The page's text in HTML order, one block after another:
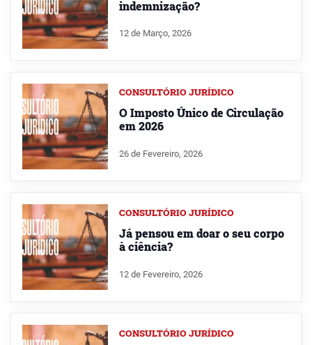
indemnização?
12 de Março, 2026
CONSULTÓRIO JURÍDICO
O Imposto Único de Circulação
em 2026
26 de Fevereiro, 2026
CONSULTÓRIO JURÍDICO
Já pensou em doar o seu corpo
à ciência?
12 de Fevereiro, 2026
CONSULTÓRIO JURÍDICO